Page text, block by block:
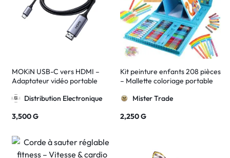
MOKiN USB-C vers HDMI –
Adaptateur vidéo portable
Distribution Electronique
3,500G
Kit peinture enfants 208 pièces
– Mallette coloriage portable
Mister Trade
2,250G